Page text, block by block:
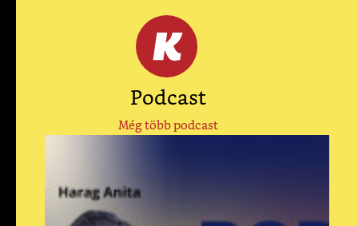
Podcast
Még több podcast